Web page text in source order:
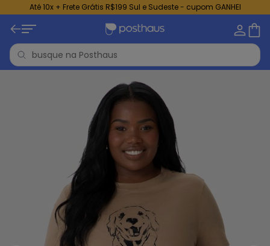
Até 10x + Frete Grátis R$199 Sul e Sudeste - cupom GANHEI